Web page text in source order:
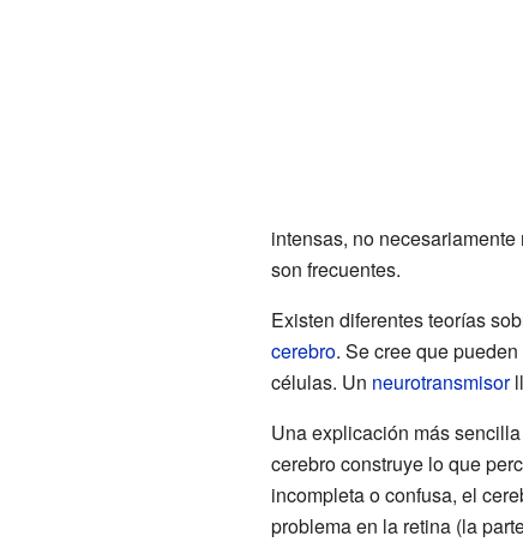
intensas, no
son frecuentes.
Existen diferentes teorías
cerebro. Se cree que
células. Un neurotransmisor
Una explicación más
cerebro construye lo que
incompleta o confusa, el
problema en la retina (la